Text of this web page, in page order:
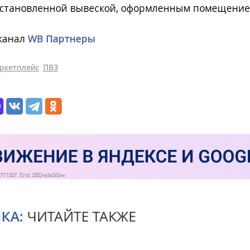
вывеской, оформленным
WB Партнеры
ПВЗ
ЧИТАЙТЕ ТАКЖЕ